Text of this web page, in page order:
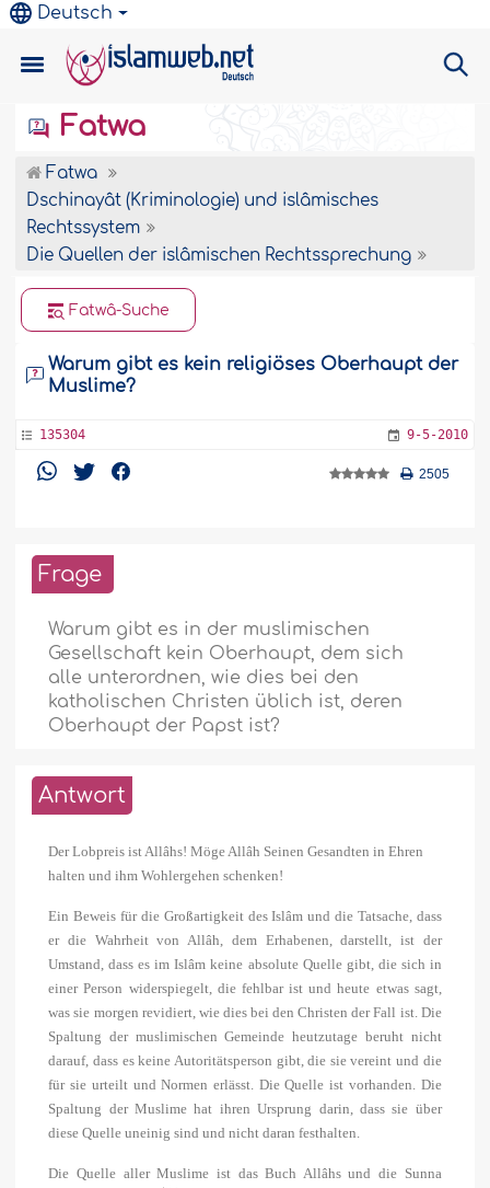
Deutsch
Fatwa
Fatwa
Dschinayât (Kriminologie) und islâmisches
Rechtssystem
Die Quellen der islâmischen Rechtssprechung
Fatwâ-Suche
Warum gibt es kein religiöses Oberhaupt der
Muslime?
135304 9-5-2010
2505
Frage
Warum gibt es in der muslimischen
Gesellschaft kein Oberhaupt, dem sich
alle unterordnen, wie dies bei den
katholischen Christen üblich ist, deren
Oberhaupt der Papst ist?
Antwort
Der Lobpreis ist Allâhs! Möge Allâh Seinen Gesandten in Ehren
halten und ihm Wohlergehen schenken!
Ein Beweis für die Großartigkeit des Islâm und die Tatsache, dass
er die Wahrheit von Allâh, dem Erhabenen, darstellt, ist der
Umstand, dass es im Islâm keine absolute Quelle gibt, die sich in
einer Person widerspiegelt, die fehlbar ist und heute etwas sagt,
was sie morgen revidiert, wie dies bei den Christen der Fall ist. Die
Spaltung der muslimischen Gemeinde heutzutage beruht nicht
darauf, dass es keine Autoritätsperson gibt, die sie vereint und die
für sie urteilt und Normen erlässt. Die Quelle ist vorhanden. Die
Spaltung der Muslime hat ihren Ursprung darin, dass sie über
diese Quelle uneinig sind und nicht daran festhalten.
Die Quelle aller Muslime ist das Buch Allâhs und die Sunna